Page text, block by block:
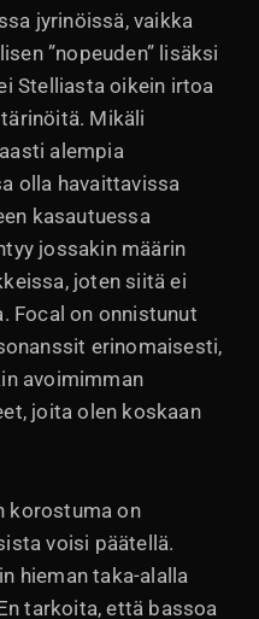
jyrinöissä, vaikka
”nopeuden” lisäksi
Stelliasta oikein irtoa
Mikäli
alempia
olla havaittavissa
kasautuessa
jossakin määrin
joten siitä ei
Focal on onnistunut
erinomaisesti,
avoimimman
joita olen koskaan
korostuma on
voisi päätellä.
hieman taka-alalla
tarkoita, että bassoa